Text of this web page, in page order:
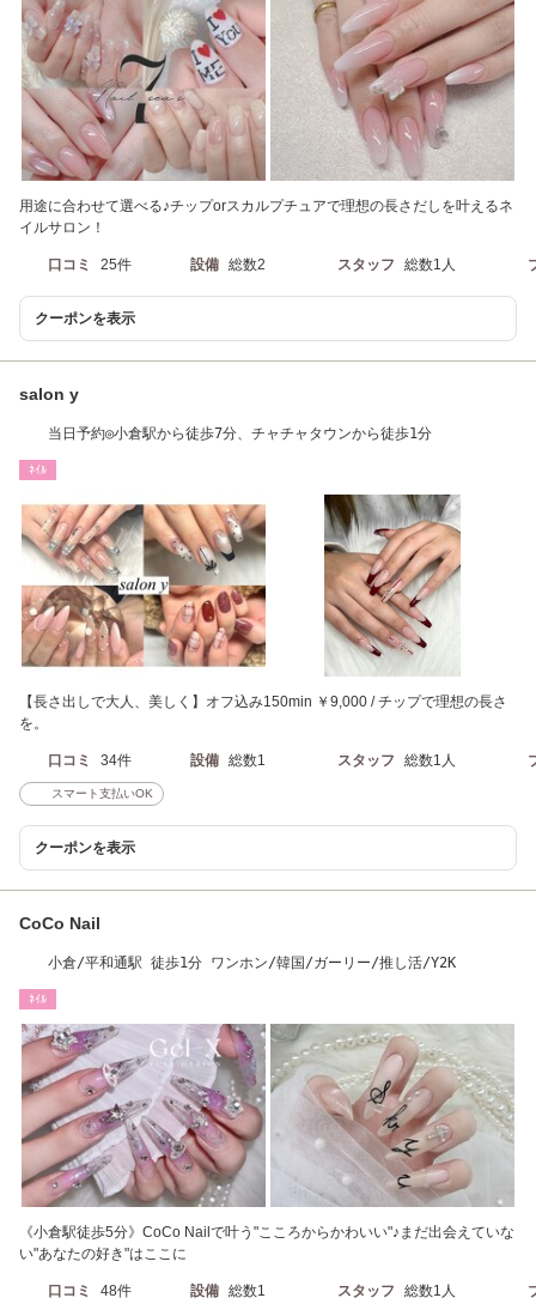
用途に合わせて選べる♪チップorスカルプチュアで理想の長さだしを叶えるネ
イルサロン！
口コミ 25件 設備 総数2 スタッフ 総数1人
クーポンを表示
salon y
当日予約◎小倉駅から徒歩7分、チャチャタウンから徒歩1分
ﾈｲﾙ
【長さ出しで大人、美しく】オフ込み150min ￥9,000 / チップで理想の長さ
を。
口コミ 34件 設備 総数1 スタッフ 総数1人
スマート支払いOK
クーポンを表示
CoCo Nail
小倉/平和通駅 徒歩1分 ワンホン/韓国/ガーリー/推し活/Y2K
ﾈｲﾙ
《小倉駅徒歩5分》CoCo Nailで叶う"こころからかわいい"♪まだ出会えていな
い"あなたの好き"はここに
口コミ 48件 設備 総数1 スタッフ 総数1人